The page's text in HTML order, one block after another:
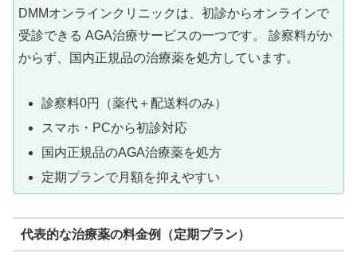
DMMオンラインクリニックは、初診からオンラインで
受診できる AGA治療サービスの一つです。 診察料がか
からず、国内正規品の治療薬を処方しています。
診察料0円（薬代＋配送料のみ）
スマホ・PCから初診対応
国内正規品のAGA治療薬を処方
定期プランで月額を抑えやすい
代表的な治療薬の料金例（定期プラン）